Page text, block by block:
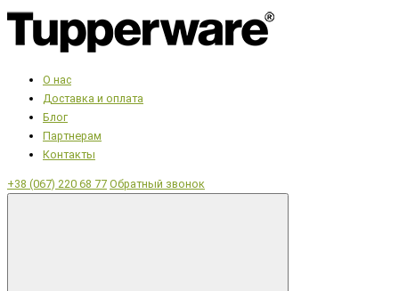
О нас
Доставка и оплата
Блог
Партнерам
Контакты
+38 (067) 220 68 77 Обратный звонок